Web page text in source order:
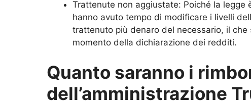
Trattenute non aggiustate: Poiché la
hanno avuto tempo di modificare i livelli
trattenuto più denaro del necessario, il
momento della dichiarazione dei redditi.
Quanto saranno i
dell’amministrazione